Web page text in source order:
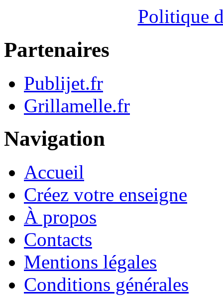
Politique
Partenaires
Publijet.fr
Grillamelle.fr
Navigation
Accueil
Créez votre enseigne
À propos
Contacts
Mentions légales
Conditions générales